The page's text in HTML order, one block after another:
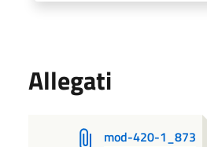
Allegati
mod-420-1_873